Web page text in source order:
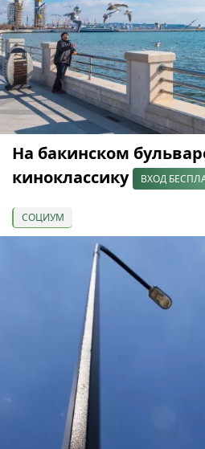
На бакинском
киноклассику
ВХОД
СОЦИУМ